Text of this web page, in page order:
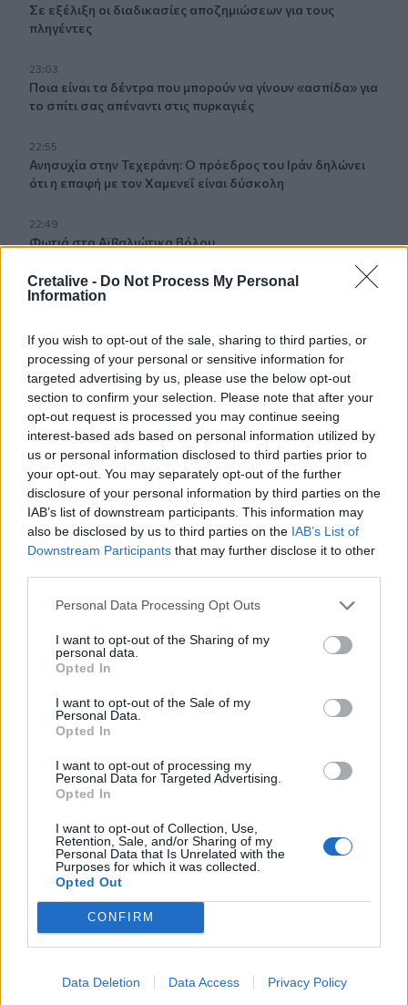
Cretalive - Do Not Process My Personal
Information
If you wish to opt-out of the sale, sharing to third parties, or
processing of your personal or sensitive information for
targeted advertising by us, please use the below opt-out
section to confirm your selection. Please note that after your
opt-out request is processed you may continue seeing
interest-based ads based on personal information utilized by
us or personal information disclosed to third parties prior to
your opt-out. You may separately opt-out of the further
disclosure of your personal information by third parties on the
IAB’s list of downstream participants. This information may
also be disclosed by us to third parties on the IAB’s List of
Downstream Participants that may further disclose it to other
Personal Data Processing Opt Outs
I want to opt-out of the Sharing of my
personal data.
Opted In
I want to opt-out of the Sale of my
Personal Data.
Opted In
I want to opt-out of processing my
Personal Data for Targeted Advertising.
Opted In
I want to opt-out of Collection, Use,
Retention, Sale, and/or Sharing of my
Personal Data that Is Unrelated with the
Purposes for which it was collected.
Opted Out
CONFIRM
Data Deletion Data Access Privacy Policy
Σε εξέλιξη οι διαδικασίες αποζημιώσεων για τους
πληγέντες
23:03
Ποια είναι τα δέντρα που μπορούν να γίνουν «ασπίδα» για
το σπίτι σας απέναντι στις πυρκαγιές
22:55
Ανησυχία στην Τεχεράνη: Ο πρόεδρος του Ιράν δηλώνει
ότι η επαφή με τον Χαμενεΐ είναι δύσκολη
22:49
Φωτιά στα Αϊβαλιώτικα Βόλου
22:43
Συνελήφθη οπλισμένος άνδρας κοντά σε γήπεδο γκολφ
22:37
Κόλπος του Άντεν: Πλήγμα των Χούθι σε τάνκερ της
Σαουδικής Αραβίας
22:30
Αδειοδωρόσημο Αυγούστου 2026: Πότε καταβάλλεται
στους οικοδόμους
ΠΕΡΙΣΣΟΤΕΡΑ
ΣΧΕΤΙΚA AΡΘΡΑ
Κύπρος 1974: Τα απόρρητα τηλεγραφήματα που
ΙΣΤΟΡΙΑ 11:36
Κύπρος 1974: Τα απόρρητα
Κύπρος 1974: Τα απόρρητα
αποκαλύπτουν τον κυνισμό του
Κίσινγκερ
Η Ιστορία της Κυριακής: "Ορέστεια" - Το πρώτο
ΙΣΤΟΡΙΑ 08:30
Η Ιστορία της Κυριακής:
Η Ιστορία της Κυριακής:
"Ορέστεια" - Το πρώτο
H Ιστορία της Κυριακής - "Αφούσης": ο αληθινός
ΙΣΤΟΡΙΑ 08:30
H Ιστορία της Κυριακής -
H Ιστορία της Κυριακής -